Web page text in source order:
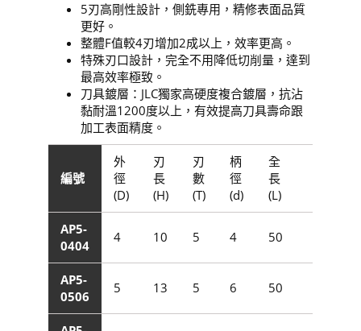
5刃高剛性設計，側銑專用，精修表面品質
更好。
整體F值較4刃增加2成以上，效率更高。
特殊刃口設計，完全不用降低切削量，達到
最高效率極致。
刀具鍍層：JLC獨家高硬度複合鍍層，抗沾
黏耐溫1200度以上，有效提高刀具壽命跟
加工表面精度。
編號
外
徑
(D)
刃
長
(H)
刃
數
(T)
柄
徑
(d)
全
長
(L)
AP5-
0404
4 10 5 4 50
AP5-
0506
5 13 5 6 50